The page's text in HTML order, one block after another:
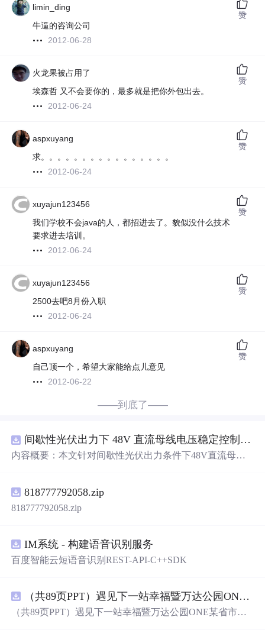
limin_ding
牛逼的咨询公司
2012-06-28
赞
火龙果被占用了
埃森哲 又不会要你的，最多就是把你外包出去。
2012-06-24
赞
aspxuyang
求。。。。。。。。。。。。。。。。
2012-06-24
赞
xuyajun123456
我们学校不会java的人，都招进去了。貌似没什么技术
要求进去培训。
2012-06-24
赞
xuyajun123456
2500去吧8月份入职
2012-06-24
赞
aspxuyang
自己顶一个，希望大家能给点儿意见
2012-06-22
赞
——到底了——
间歇性光伏出力下 48V 直流母线电压稳定控制及储能双向充放电闭环调控体系研究（Simulink仿真实现）
内容概要：本文针对间歇性光伏出力条件下48V直流母线
含光伏阵列、Boost型DC-DC变换器、双向DC-DC变换器
与锂离子电池储能系统的完整拓扑结构，结合光伏最大功
架构，集成电压外环与电流内环双闭环控制策略，确保在
光照强度波动、负载突变等动态工况下维持母线电压稳
定。在Simulink环境中搭建全系统仿真模型，验证了控制策
在无外部电网支撑下的自主运行能力和电能质量水平。; 适
合人群：具备电力电子、自动控制与新能源系统基础知识
的电气工程及相关专业研究生、科研人员，以及从事光伏
818777792058.zip
818777792058.zip
IM系统 - 构建语音识别服务
百度智能云短语音识别REST-API-C++SDK
（共89页PPT）遇见下一站幸福暨万达公园ONE某省市热气球生活艺术节活动策划方案.pptx
（共89页PPT）遇见下一站幸福暨万达公园ONE某省市热